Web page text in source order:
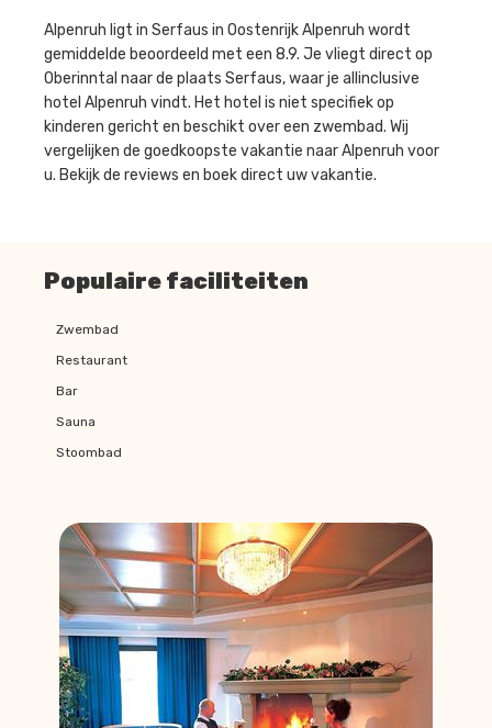
Alpenruh ligt in Serfaus in Oostenrijk Alpenruh wordt
gemiddelde beoordeeld met een 8.9. Je vliegt direct op
Oberinntal naar de plaats Serfaus, waar je allinclusive
hotel Alpenruh vindt. Het hotel is niet specifiek op
kinderen gericht en beschikt over een zwembad. Wij
vergelijken de goedkoopste vakantie naar Alpenruh voor
u. Bekijk de reviews en boek direct uw vakantie.
Populaire faciliteiten
Zwembad
Restaurant
Bar
Sauna
Stoombad